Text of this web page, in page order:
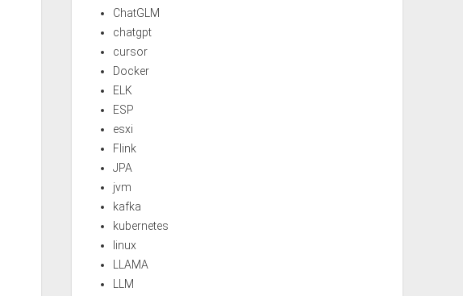
ChatGLM
chatgpt
cursor
Docker
ELK
ESP
esxi
Flink
JPA
jvm
kafka
kubernetes
linux
LLAMA
LLM